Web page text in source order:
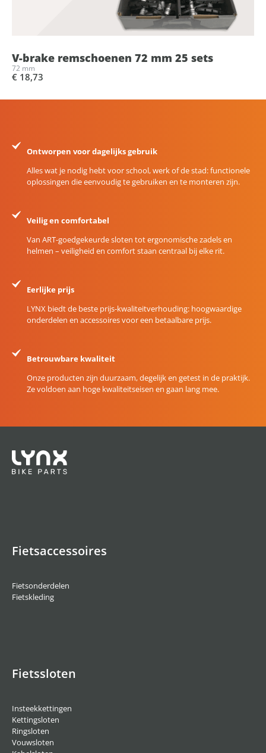
V-brake remschoenen 72 mm 25 sets
72 mm
€ 18,73
Ontworpen voor dagelijks gebruik
Alles wat je nodig hebt voor school, werk of de stad: functionele
oplossingen die eenvoudig te gebruiken en te monteren zijn.
Veilig en comfortabel
Van ART-goedgekeurde sloten tot ergonomische zadels en
helmen – veiligheid en comfort staan centraal bij elke rit.
Eerlijke prijs
LYNX biedt de beste prijs-kwaliteitverhouding: hoogwaardige
onderdelen en accessoires voor een betaalbare prijs.
Betrouwbare kwaliteit
Onze producten zijn duurzaam, degelijk en getest in de praktijk.
Ze voldoen aan hoge kwaliteitseisen en gaan lang mee.
Fietsaccessoires
Fietsonderdelen
Fietskleding
Fietssloten
Insteekkettingen
Kettingsloten
Ringsloten
Vouwsloten